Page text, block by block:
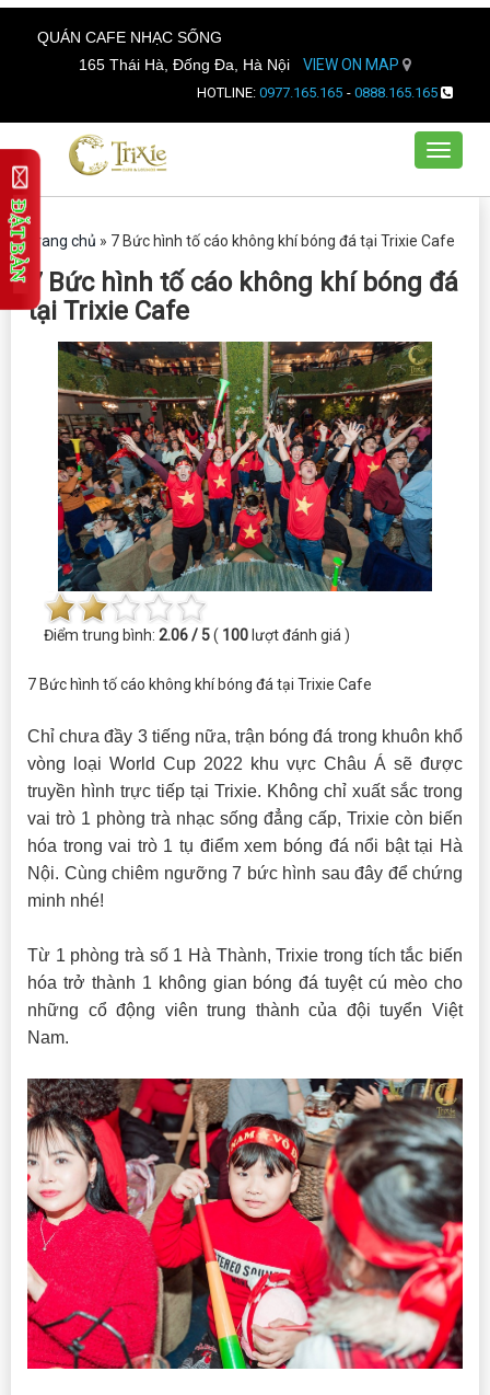
QUÁN CAFE NHẠC SỐNG
165 Thái Hà, Đống Đa, Hà Nội
VIEW ON MAP
HOTLINE: 0977.165.165 - 0888.165.165
Toggle
Trang chủ » 7 Bức hình tố cáo không khí bóng đá tại Trixie Cafe
7 Bức hình tố cáo không khí bóng đá
tại Trixie Cafe
Điểm trung bình: 2.06 / 5( 100 lượt đánh giá )
7 Bức hình tố cáo không khí bóng đá tại Trixie Cafe
Chỉ chưa đầy 3 tiếng nữa, trận bóng đá trong khuôn khổ
vòng loại World Cup 2022 khu vực Châu Á sẽ được
truyền hình trực tiếp tại Trixie. Không chỉ xuất sắc trong
vai trò 1 phòng trà nhạc sống đẳng cấp, Trixie còn biến
hóa trong vai trò 1 tụ điểm xem bóng đá nổi bật tại Hà
Nội. Cùng chiêm ngưỡng 7 bức hình sau đây để chứng
minh nhé!
Từ 1 phòng trà số 1 Hà Thành, Trixie trong tích tắc biến
hóa trở thành 1 không gian bóng đá tuyệt cú mèo cho
những cổ động viên trung thành của đội tuyển Việt
Nam.